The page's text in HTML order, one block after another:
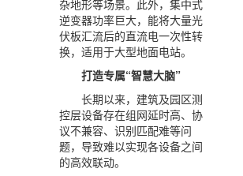
杂地形等场景。此外，集中式
逆变器功率巨大，能将大量光
伏板汇流后的直流电一次性转
换，适用于大型地面电站。
打造专属“智慧大脑”
长期以来，建筑及园区测
控层设备存在组网延时高、协
议不兼容、识别匹配难等问
题，导致难以实现各设备之间
的高效联动。